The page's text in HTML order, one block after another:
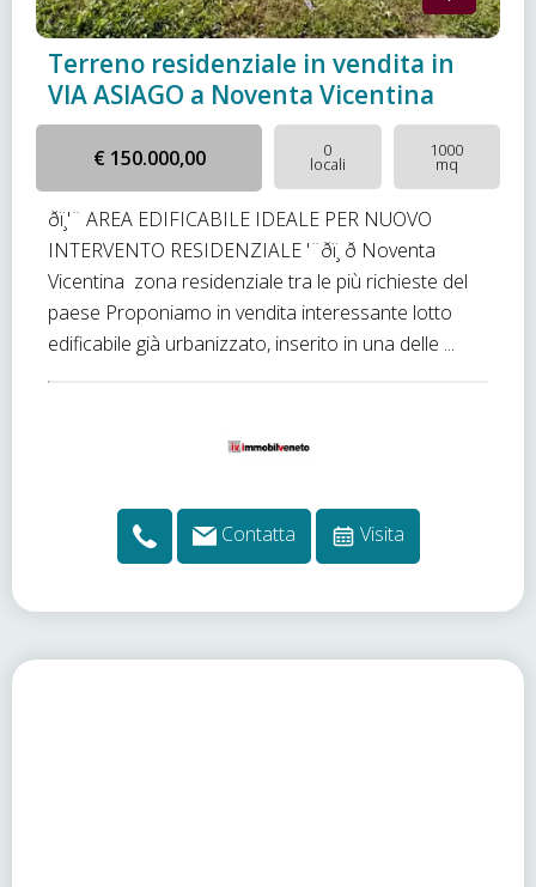
Terreno residenziale in vendita in
VIA ASIAGO a Noventa Vicentina
€ 150.000,00 0
locali
1000
mq
ðï¸'¨ AREA EDIFICABILE IDEALE PER NUOVO
INTERVENTO RESIDENZIALE '¨ðï¸ ð Noventa
Vicentina  zona residenziale tra le più richieste del
paese Proponiamo in vendita interessante lotto
edificabile già urbanizzato, inserito in una delle ...
Contatta Visita